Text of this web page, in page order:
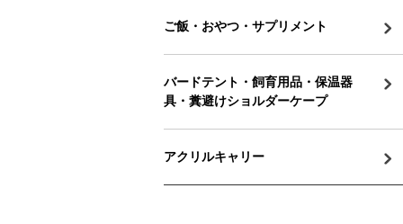
ご飯・おやつ・サプリメント
バードテント・飼育用品・保温器
具・糞避けショルダーケープ
アクリルキャリー